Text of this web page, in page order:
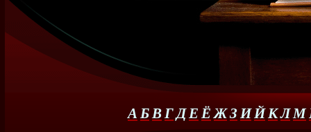
А БВГДЕ Ё ЖЗ ИЙКЛМ